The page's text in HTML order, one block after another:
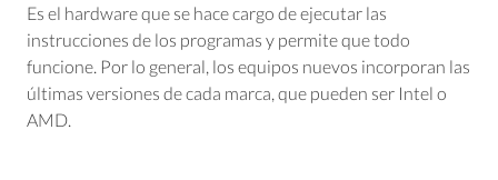
Es el hardware que se hace cargo de ejecutar las
instrucciones de los programas y permite que todo
funcione. Por lo general, los equipos nuevos incorporan las
últimas versiones de cada marca, que pueden ser Intel o
AMD.